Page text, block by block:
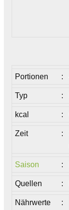
Portionen :
Typ :
kcal :
Zeit :
Saison :
Quellen :
Nährwerte :